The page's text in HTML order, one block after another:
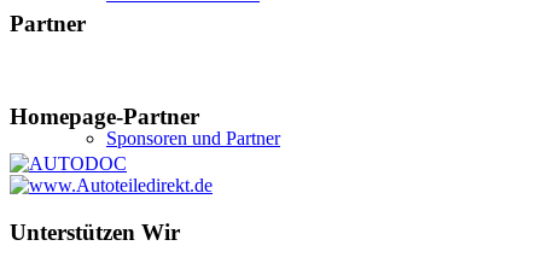
Sponsoren und Partner
Partner
Homepage-Partner
Unterstützen Wir